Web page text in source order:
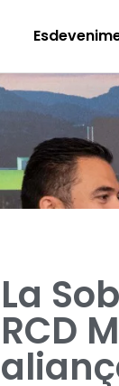
La
RCD